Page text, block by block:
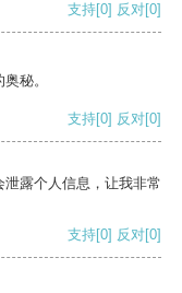
支持[0] 反对[0]
秘。
支持[0] 反对[0]
露个人信息，让我非常
支持[0] 反对[0]